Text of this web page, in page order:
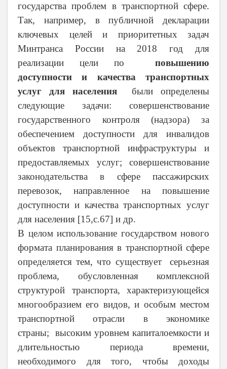
государства проблем в транспортной сфере.
Так, например, в публичной декларации
ключевых целей и приоритетных задач
Минтранса России на 2018 год для
реализации цели по
повышению
доступности и качества транспортных
услуг для населения
были определены
следующие задачи: совершенствование
государственного контроля (надзора) за
обеспечением доступности для инвалидов
объектов транспортной инфраструктуры и
предоставляемых услуг; совершенствование
законодательства в сфере пассажирских
перевозок, направленное на повышение
доступности и качества транспортных услуг
для населения [15,c.67] и др.
В целом использование государством нового
формата планирования в транспортной сфере
определяется тем, что существует серьезная
проблема, обусловленная комплексной
структурой транспорта, характеризующейся
многообразием его видов, и особым местом
транспортной отрасли в экономике
страны; высоким уровнем капиталоемкости и
длительностью периода времени,
необходимого для того, чтобы доходы